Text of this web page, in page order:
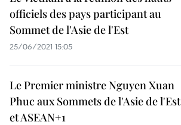
officiels des pays participant au
Sommet de l'Asie de l'Est
25/06/2021 15:05
Le Premier ministre Nguyen Xuan
Phuc aux Sommets de l'Asie de l'Est
et ASEAN+1